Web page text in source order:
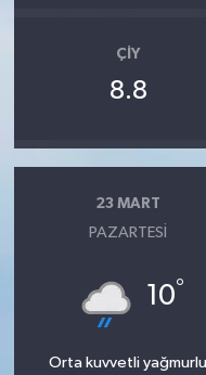
ÇIY
8.8
23 MART
PAZARTESI
10°
Orta kuvvetli yağmurlu